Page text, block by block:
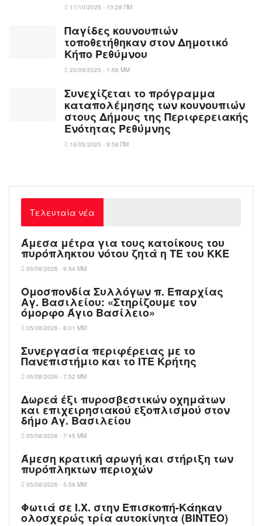
11/10/2025 - 10:28 ΠΜ
Παγίδες κουνουπιών
τοποθετήθηκαν στον Δημοτικό
Κήπο Ρεθύμνου
23/09/2025 - 1:58 ΜΜ
Συνεχίζεται το πρόγραμμα
καταπολέμησης των κουνουπιών
στους Δήμους της Περιφερειακής
Ενότητας Ρεθύμνης
16/05/2025 - 9:58 ΠΜ
Τελευταία νέα
Άμεσα μέτρα για τους κατοίκους του
πυρόπληκτου νότου ζητά η ΤΕ του ΚΚΕ
05/08/2026 - 9:54 ΜΜ
Ομοσπονδία Συλλόγων π. Επαρχίας
Αγ. Βασιλείου: «Στηρίζουμε τον
όμορφο Άγιο Βασίλειο»
05/08/2026 - 8:01 ΜΜ
Συνεργασία περιφέρειας με το
Πανεπιστήμιο και το ΙΤΕ Κρήτης
05/08/2026 - 7:52 ΜΜ
Δωρεά έξι πυροσβεστικών οχημάτων
και επιχειρησιακού εξοπλισμού στον
δήμο Αγ. Βασιλείου
05/08/2026 - 7:45 ΜΜ
Άμεση κρατική αρωγή και στήριξη των
πυρόπληκτων περιοχών
05/08/2026 - 5:56 ΜΜ
Φωτιά σε Ι.Χ. στην Επισκοπή-Κάηκαν
ολοσχερώς τρία αυτοκίνητα (ΒΙΝΤΕΟ)